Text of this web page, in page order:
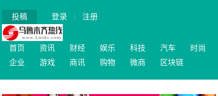
投稿 登录 | 注册
首页 资讯 财经 娱乐 科技 汽车
时尚
企业
游戏 商讯 购物 微商 区块链